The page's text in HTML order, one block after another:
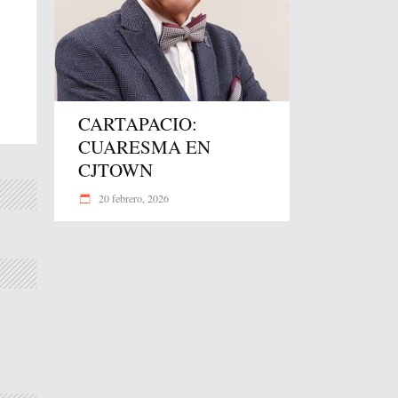
CARTAPACIO:
CUARESMA EN
CJTOWN
20 febrero, 2026